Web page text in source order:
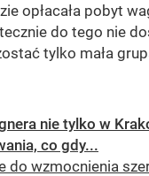
opłacała pobyt
do tego nie
tylko mała
nie tylko w
co gdy...
do wzmocnienia